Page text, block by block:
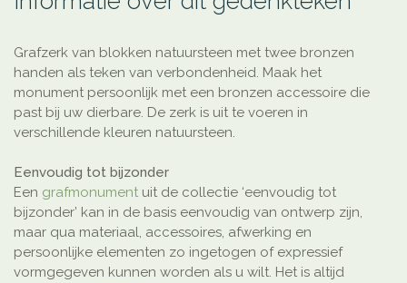
Grafzerk van blokken natuursteen met twee bronzen
handen als teken van verbondenheid. Maak het
monument persoonlijk met een bronzen accessoire die
past bij uw dierbare. De zerk is uit te voeren in
verschillende kleuren natuursteen.
Eenvoudig tot bijzonder
Een grafmonument uit de collectie ‘eenvoudig tot
bijzonder’ kan in de basis eenvoudig van ontwerp zijn,
maar qua materiaal, accessoires, afwerking en
persoonlijke elementen zo ingetogen of expressief
vormgegeven kunnen worden als u wilt. Het is altijd